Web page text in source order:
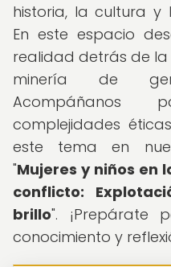
historia, la cultura y
En este espacio
realidad detrás de la
minería de
Acompáñanos
complejidades
este tema en
"Mujeres y niños en
conflicto:
brillo". ¡Prepárate
conocimiento y